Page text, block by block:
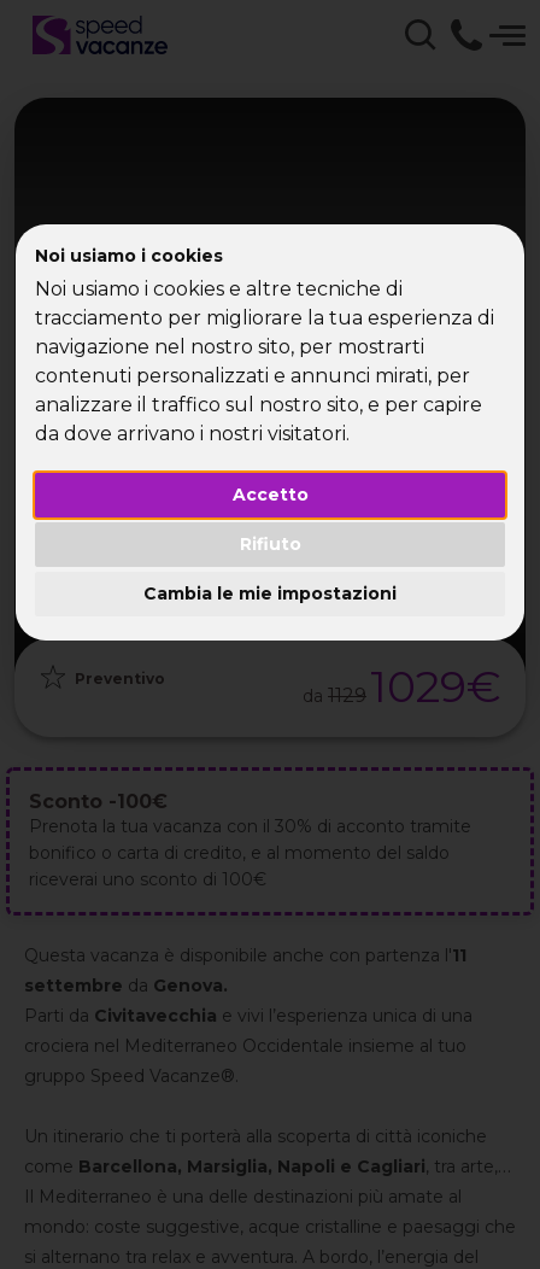
Noi usiamo i cookies
Noi usiamo i cookies e altre tecniche di
tracciamento per migliorare la tua esperienza di
navigazione nel nostro sito, per mostrarti
contenuti personalizzati e annunci mirati, per
analizzare il traffico sul nostro sito, e per capire
da dove arrivano i nostri visitatori.
Accetto
Rifiuto
Cambia le mie impostazioni
Crociera 5 stelle
Barcellona, Marsiglia, Cagliari e
Napoli - Crociera Costa da CVV
PARTENZA DURATA
8GG / 7NT
ETÀ GRUPPO
Preventivo
da 1129 1029€
Sconto -100€
Prenota la tua vacanza con il 30% di acconto tramite
bonifico o carta di credito, e al momento del saldo
riceverai uno sconto di 100€
Questa vacanza è disponibile anche con partenza l'11
settembre da Genova.
Parti da Civitavecchia e vivi l’esperienza unica di una
crociera nel Mediterraneo Occidentale insieme al tuo
gruppo Speed Vacanze®.
Un itinerario che ti porterà alla scoperta di città iconiche
come
Barcellona, Marsiglia, Napoli e Cagliari, tra arte,
cultura, movida e panorami che restano impressi nel
cuore.
Il Mediterraneo è una delle destinazioni più amate al
mondo: coste suggestive, acque cristalline e paesaggi che
si alternano tra relax e avventura. A bordo, l’energia del